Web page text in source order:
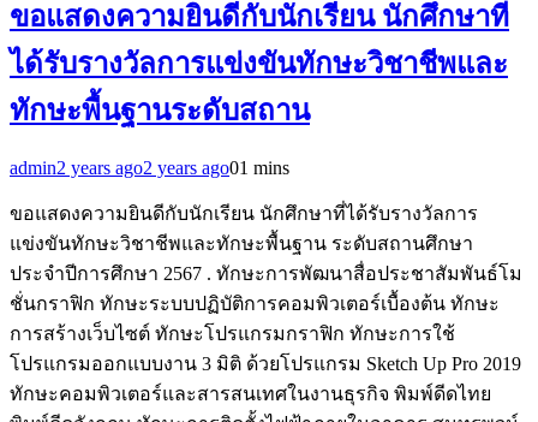
ขอแสดงความยินดีกับนักเรียน นักศึกษาที่
ได้รับรางวัลการแข่งขันทักษะวิชาชีพและ
ทักษะพื้นฐานระดับสถาน
admin2 years ago2 years ago01 mins
ขอแสดงความยินดีกับนักเรียน นักศึกษาที่ได้รับรางวัลการ
แข่งขันทักษะวิชาชีพและทักษะพื้นฐาน ระดับสถานศึกษา
ประจำปีการศึกษา 2567 . ทักษะการพัฒนาสื่อประชาสัมพันธ์โม
ชั่นกราฟิก ทักษะระบบปฏิบัติการคอมพิวเตอร์เบื้องต้น ทักษะ
การสร้างเว็บไซต์ ทักษะโปรแกรมกราฟิก ทักษะการใช้
โปรแกรมออกแบบงาน 3 มิติ ด้วยโปรแกรม Sketch Up Pro 2019
ทักษะคอมพิวเตอร์และสารสนเทศในงานธุรกิจ พิมพ์ดีดไทย